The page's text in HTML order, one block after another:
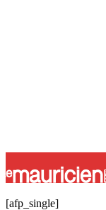
[afp_single]